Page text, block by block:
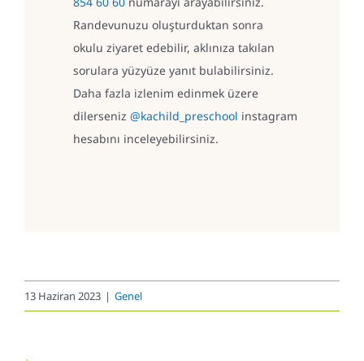
Randevunuzu oluşturduktan sonra
okulu ziyaret edebilir, aklınıza takılan
sorulara yüzyüze yanıt bulabilirsiniz.
Daha fazla izlenim edinmek üzere
dilerseniz @kachild_preschool instagram
hesabını inceleyebilirsiniz.
13 Haziran 2023 | Genel